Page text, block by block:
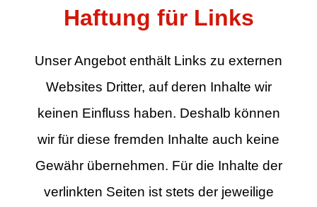
Haftung für Links
Unser Angebot enthält Links zu externen
Websites Dritter, auf deren Inhalte wir
keinen Einfluss haben. Deshalb können
wir für diese fremden Inhalte auch keine
Gewähr übernehmen. Für die Inhalte der
verlinkten Seiten ist stets der jeweilige